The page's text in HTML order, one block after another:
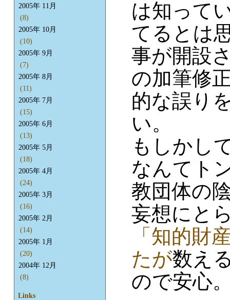
は知って
てるとは
事が開設
の加筆修
的な誤り
い。
もしかし
なんてト
教団体の
妄想にと
「知的財
たが数え
ので安心
2005年 11月
(8)
2005年 10月
(10)
2005年 9月
(7)
2005年 8月
(11)
2005年 7月
(15)
2005年 6月
(13)
2005年 5月
(18)
2005年 4月
(24)
2005年 3月
(16)
2005年 2月
(14)
2005年 1月
(20)
2004年 12月
(8)
Links